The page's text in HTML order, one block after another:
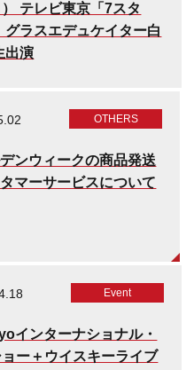
） テレビ東京「7スタ
グラスエデュケイター白
出演
OTHERS
ンウィークの商品発送
マーサービスについて
Event
インターナショナル・
ー＋ウイスキーライブ